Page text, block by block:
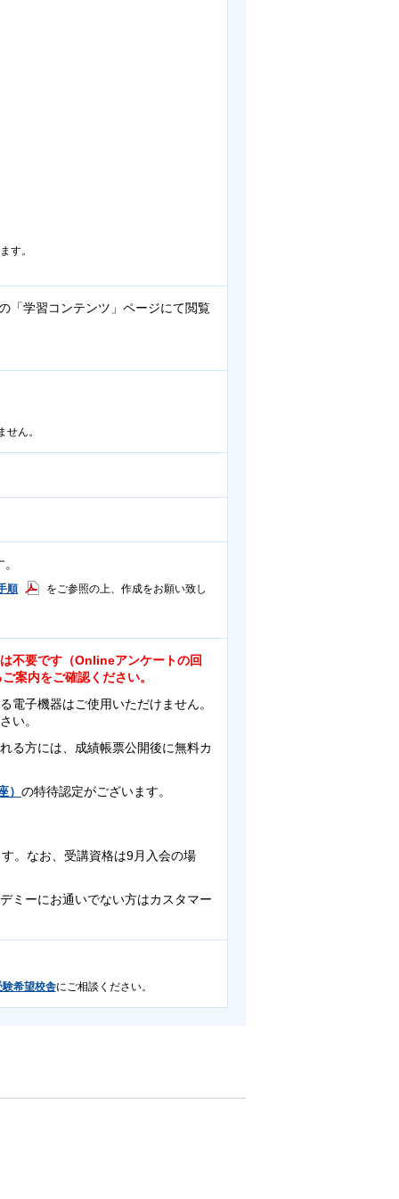
す。
「学習コンテンツ」ページにて閲覧
ん。
順
をご参照の上、作成をお願い致し
不要です（Onlineアンケートの回
案内をご確認ください。
電子機器はご使用いただけません。
い。
る方には、成績帳票公開後に無料カ
の特待認定がございます。
。なお、受講資格は9月入会の場
ミーにお通いでない方はカスタマー
験希望校舎にご相談ください。